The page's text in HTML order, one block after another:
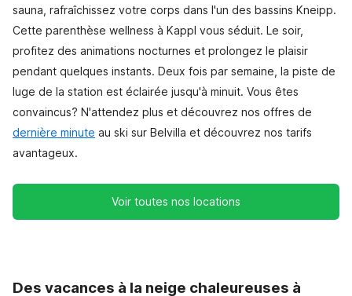
sauna, rafraîchissez votre corps dans l'un des bassins Kneipp.
Cette parenthèse wellness à Kappl vous séduit. Le soir,
profitez des animations nocturnes et prolongez le plaisir
pendant quelques instants. Deux fois par semaine, la piste de
luge de la station est éclairée jusqu'à minuit. Vous êtes
convaincus? N'attendez plus et découvrez nos offres de
dernière minute au ski sur Belvilla et découvrez nos tarifs
avantageux.
Voir toutes nos locations
Des vacances à la neige chaleureuses à